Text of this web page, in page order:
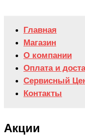
Главная
Магазин
О компании
Оплата и
Сервисный
Контакты
Акции